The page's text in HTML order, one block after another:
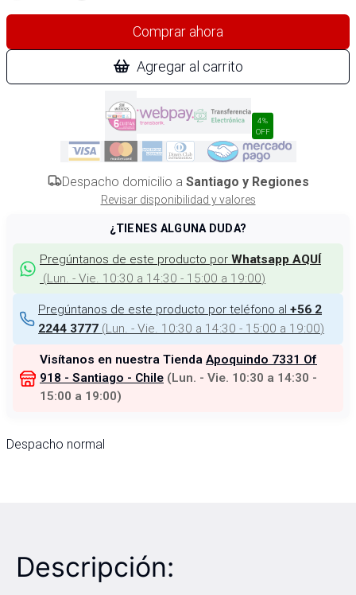
Comprar ahora
Agregar al carrito
4%
OFF
Despacho domicilio a Santiago y Regiones
Revisar disponibilidad y valores
¿TIENES ALGUNA DUDA?
Pregúntanos de este producto por Whatsapp AQUÍ
(Lun. - Vie. 10:30 a 14:30 - 15:00 a 19:00)
Pregúntanos de este producto por teléfono al +56 2
2244 3777 (Lun. - Vie. 10:30 a 14:30 - 15:00 a 19:00)
Visítanos en nuestra Tienda Apoquindo 7331 Of
918 - Santiago - Chile (Lun. - Vie. 10:30 a 14:30 -
15:00 a 19:00)
Despacho normal
Descripción: